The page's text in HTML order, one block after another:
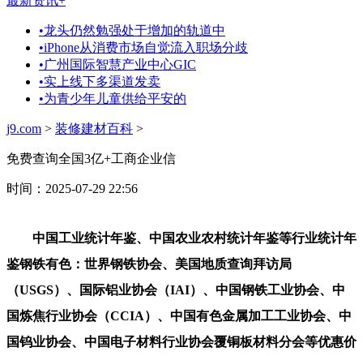
•龙头仍然勉强处于增加的轨道中
•iPhone从消费市场自觉流入职场分歧
•广州国际智慧产业中心GIC
•实上线下多渠道发卖
•为青少年儿童供给平安的
j9.com > 装修建材百科 >
免费查询全国3亿+工商企业信
时间：2025-07-29 22:56
中国工业统计年鉴、中国农业农村统计年鉴等行业统计年
鉴钢铁有色：世界钢铁协会、美国地质查询拜访局
（USGS）、国际铝业协会（IAI）、中国钢铁工业协会、中
国炼焦行业协会（CCIA）、中国有色金属加工工业协会、中
国钨业协会、中国电子材料行业协会覆铜板材料分会等优惠价